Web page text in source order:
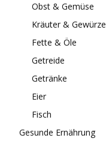
Obst & Gemüse
Kräuter & Gewürze
Fette & Öle
Getreide
Getränke
Eier
Fisch
Gesunde Ernährung